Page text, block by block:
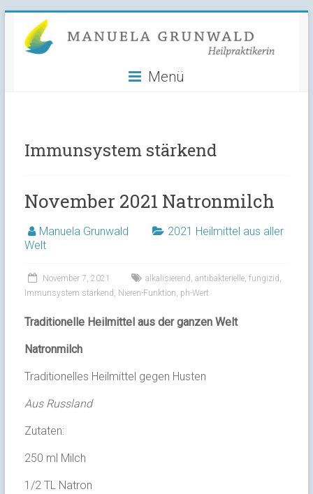
content
Manuela
Grunwald
Menü
Immunsystem stärkend
November 2021 Natronmilch
Manuela Grunwald
2021 Heilmittel aus aller
Welt
November 7, 2021 alkalisierend antibakterielle, fungizid
Immunsystem stärkend
Nieren-Funktion ph-Wert
Traditionelle Heilmittel aus der ganzen Welt
Natronmilch
Traditionelles Heilmittel gegen Husten
Aus Russland
Zutaten:
250 ml Milch
1/2 TL Natron